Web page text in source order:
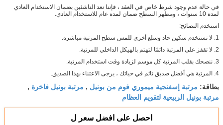
في حالة عدم وجود شرط خاص في العقد ، فإننا نعد الناشئين بضمان الاستخدام العادي
لمدة 10 سنوات ، ومظهر السطح ضمان لمدة عام للاستخدام العادي.
استخدم النصائح:
1. لا تستخدم سكين حاد وسلع أخرى للمس سطح المرتبة مباشرة.
2. لا تقفز على المرتبة دائمًا لتهتم بالهيكل الداخلي للمرتبة.
3. ننصحك بقلب المرتبة كل موسم لزيادة وقت استخدام المرتبة.
4. المرتبة هي أفضل صديق نائم في حياتك ، يرجى الاعتناء بهذا الصديق.
بطاقة: مرتبة إسفنجية ميموري فوم من بونيل , مرتبة بونيل فاخرة ,
مرتبة بونيل الربيعية لتقويم العظام
احصل على افضل سعر ل